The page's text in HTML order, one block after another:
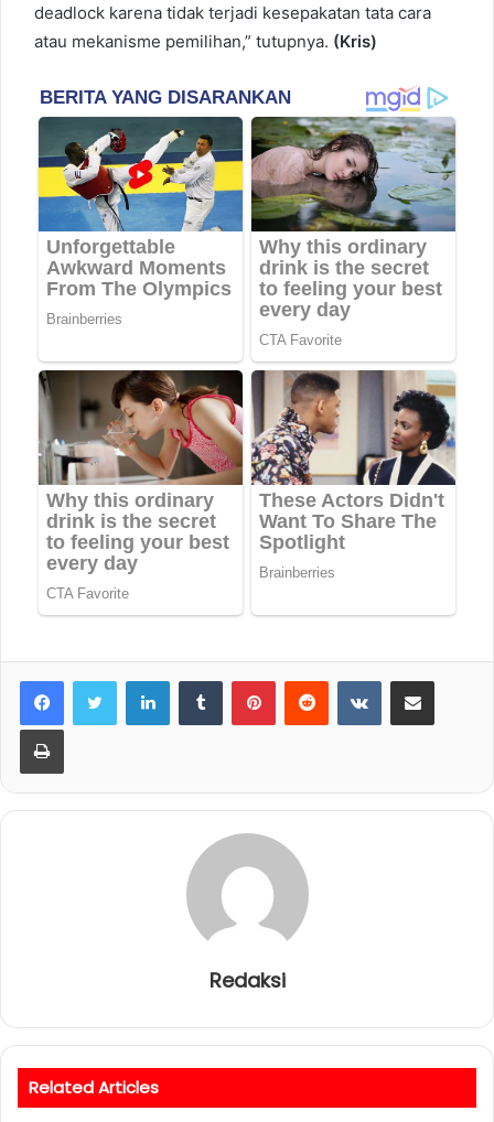
deadlock karena tidak terjadi kesepakatan tata cara
atau mekanisme pemilihan,” tutupnya. (Kris)
Redaksi
Related Articles